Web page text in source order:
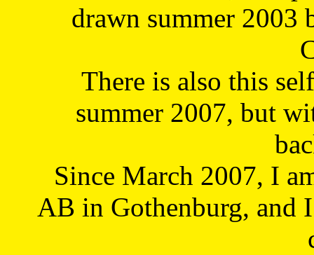
drawn summer 2003
There is also this
summer 2007, but
Since March 2007, I
AB in Gothenburg, and